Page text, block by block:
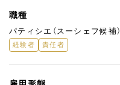
職種
パティシエ（スーシェフ候補）
経験者 責任者